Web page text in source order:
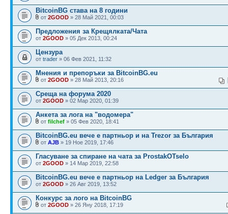
BitcoinBG става на 8 години
от 2GOOD » 28 Май 2021, 00:03
Предложения за Крещялката/Чата
от 2GOOD » 05 Дек 2013, 00:24
Цензура
от trader » 06 Фев 2021, 11:32
Мнения и препоръки за BitcoinBG.eu
от 2GOOD » 28 Май 2013, 20:16
Среща на форума 2020
от 2GOOD » 02 Мар 2020, 01:39
Анкета за лога на "водомера"
от filchef » 05 Фев 2020, 18:41
BitcoinBG.eu вече е партньор и на Trezor за България
от AJB » 19 Ное 2019, 17:46
Гласуване за спиране на чата за ProstakOTselo
от 2GOOD » 14 Мар 2019, 22:58
BitcoinBG.eu вече е партньор на Ledger за България
от 2GOOD » 26 Авг 2019, 13:52
Конкурс за лого на BitcoinBG
от 2GOOD » 26 Яну 2018, 17:19